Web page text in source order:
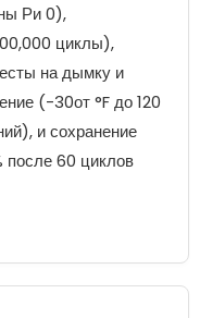
Ри 0),
циклы),
на дымку и
(-30от °F до 120
и сохранение
после 60 циклов